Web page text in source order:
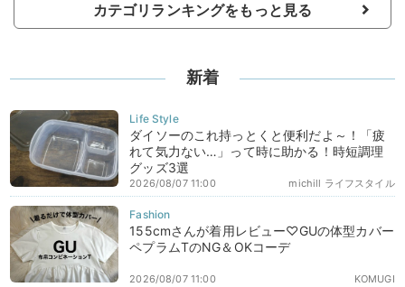
カテゴリランキングをもっと見る
新着
ダイソーのこれ持っとくと便利だよ～！「疲
れて気力ない…」って時に助かる！時短調理
グッズ3選
michill ライフスタイル
2026/08/07 11:00
155cmさんが着用レビュー♡GUの体型カバー
ペプラムTのNG＆OKコーデ
KOMUGI
2026/08/07 11:00